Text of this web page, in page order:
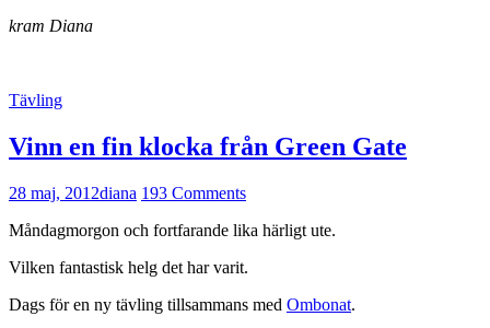
kram Diana
Tävling
Vinn en fin klocka från Green Gate
28 maj, 2012diana 193 Comments
Måndagmorgon och fortfarande lika härligt ute.
Vilken fantastisk helg det har varit.
Dags för en ny tävling tillsammans med Ombonat.